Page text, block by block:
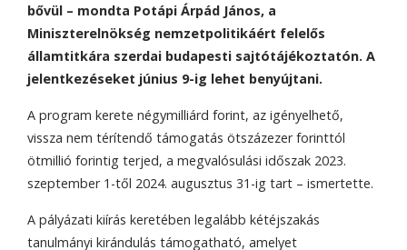
bővül – mondta Potápi Árpád János, a
Miniszterelnökség nemzetpolitikáért felelős
államtitkára szerdai budapesti sajtótájékoztatón. A
jelentkezéseket június 9-ig lehet benyújtani.
A program kerete négymilliárd forint, az igényelhető,
vissza nem térítendő támogatás ötszázezer forinttól
ötmillió forintig terjed, a megvalósulási időszak 2023.
szeptember 1-től 2024. augusztus 31-ig tart – ismertette.
A pályázati kiírás keretében legalább kétéjszakás
tanulmányi kirándulás támogatható, amelyet